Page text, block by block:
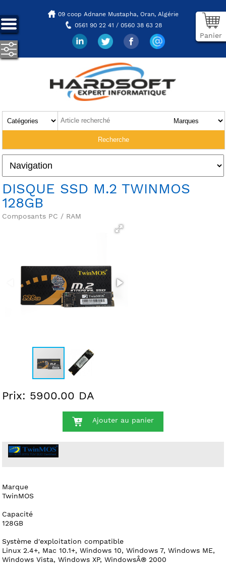
09 coop Adnane Mustapha, Oran, Algérie
0561 90 22 41 / 0560 38 63 28
Panier
DISQUE SSD M.2 TWINMOS
128GB
Composants PC / RAM
Prix: 5900.00 DA
Ajouter au panier
Marque
TwinMOS
Capacité
128GB
Système d'exploitation compatible
Linux 2.4+, Mac 10.1+, Windows 10, Windows 7, Windows ME,
Windows Vista, Windows XP, WindowsÂ® 2000